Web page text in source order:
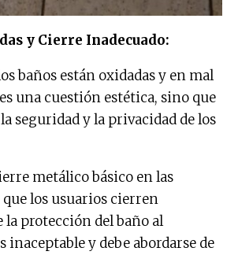
y Cierre Inadecuado:
baños están oxidadas y en mal
una cuestión estética, sino que
seguridad y la privacidad de los
metálico básico en las
los usuarios cierren
la protección del baño al
inaceptable y debe abordarse de